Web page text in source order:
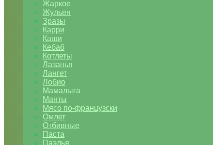
Жаркое
Жульен
Зразы
Карри
Каши
Кебаб
Котлеты
Лазанья
Лангет
Лобио
Мамалыга
Манты
Мясо по-французски
Омлет
Отбивные
Паста
Паэлья